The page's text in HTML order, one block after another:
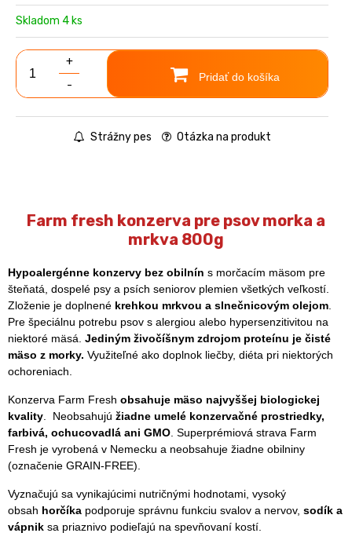
Skladom 4 ks
+
-
Pridať do košíka
Strážny pes Otázka na produkt
Farm fresh konzerva pre psov morka a
mrkva 800g
Hypoalergénne konzervy bez obilnín s morčacím mäsom pre
šteňatá, dospelé psy a psích seniorov plemien všetkých veľkostí.
Zloženie je doplnené krehkou mrkvou a slnečnicovým olejom
Pre špeciálnu potrebu psov s alergiou alebo hypersenzitivitou na
niektoré mäsá. Jediným živočíšnym zdrojom proteínu je čisté
mäso z morky. Využiteľné ako doplnok liečby, diéta pri niektorých
ochoreniach.
Konzerva Farm Fresh obsahuje mäso najvyššej biologickej
kvality . Neobsahujú žiadne umelé konzervačné prostriedky,
farbivá, ochucovadlá ani GMO . Superprémiová strava Farm
Fresh je vyrobená v Nemecku a neobsahuje žiadne obilniny
(označenie GRAIN-FREE).
Vyznačujú sa vynikajúcimi nutričnými hodnotami, vysoký
obsah horčíka podporuje správnu funkciu svalov a nervov, sodík a
vápnik sa priaznivo podieľajú na spevňovaní kostí.